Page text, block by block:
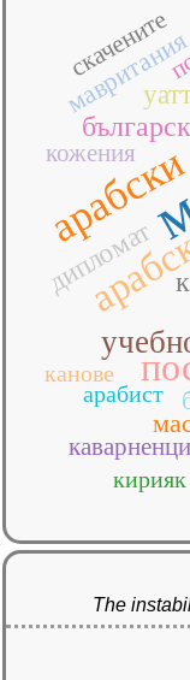
арабски
дипломат
каварненци
кожения
скачените
арабист
канове
кирияк
The